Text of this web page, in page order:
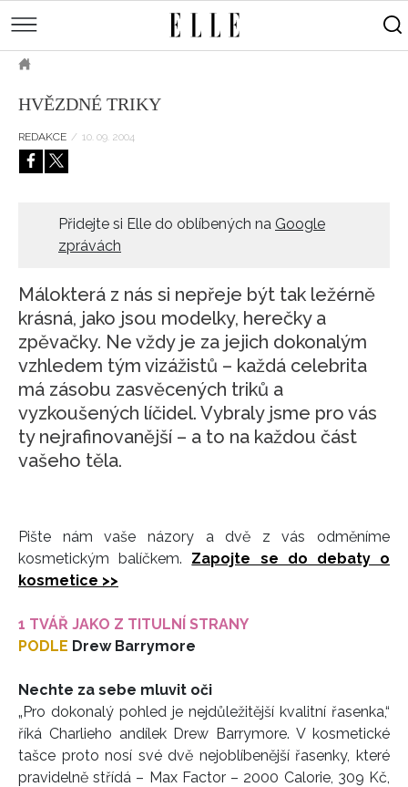
Přejít
hlavnímu
Street
Módní
měsíce
o
a
LIFESTYLE
Kulturní
tipy
Dekor
Cestování
Empowerment
Sluneční
Čínský
Keltský
Indiánský
Novinky
Styl
Rozhovory
ELLE BEAUTY LOUNGE
ELLEPHORIA
ELLE STORIES
ELLE WOMEN AWARDS
ELLE DECORATION
HOME
HVĚZDNÉ TRIKY
REDAKCE / 10. 09. 2004
Přidejte si Elle do oblíbených na Google
zprávách
Málokterá z nás si nepřeje být tak ležérně
krásná, jako jsou modelky, herečky a
zpěvačky. Ne vždy je za jejich dokonalým
vzhledem tým vizážistů – každá celebrita
má zásobu zasvěcených triků a
vyzkoušených líčidel. Vybraly jsme pro vás
ty nejrafinovanější – a to na každou část
vašeho těla.
Pište nám vaše názory a dvě z vás odměníme
kosmetickým balíčkem. Zapojte se do debaty o
kosmetice >>
1 TVÁŘ JAKO Z TITULNÍ STRANY
PODLE Drew Barrymore
Nechte za sebe mluvit oči
„Pro dokonalý pohled je nejdůležitější kvalitní řasenka,“
říká Charlieho andílek Drew Barrymore. V kosmetické
tašce proto nosí své dvě nejoblíbenější řasenky, které
pravidelně střídá – Max Factor – 2000 Calorie, 309 Kč,